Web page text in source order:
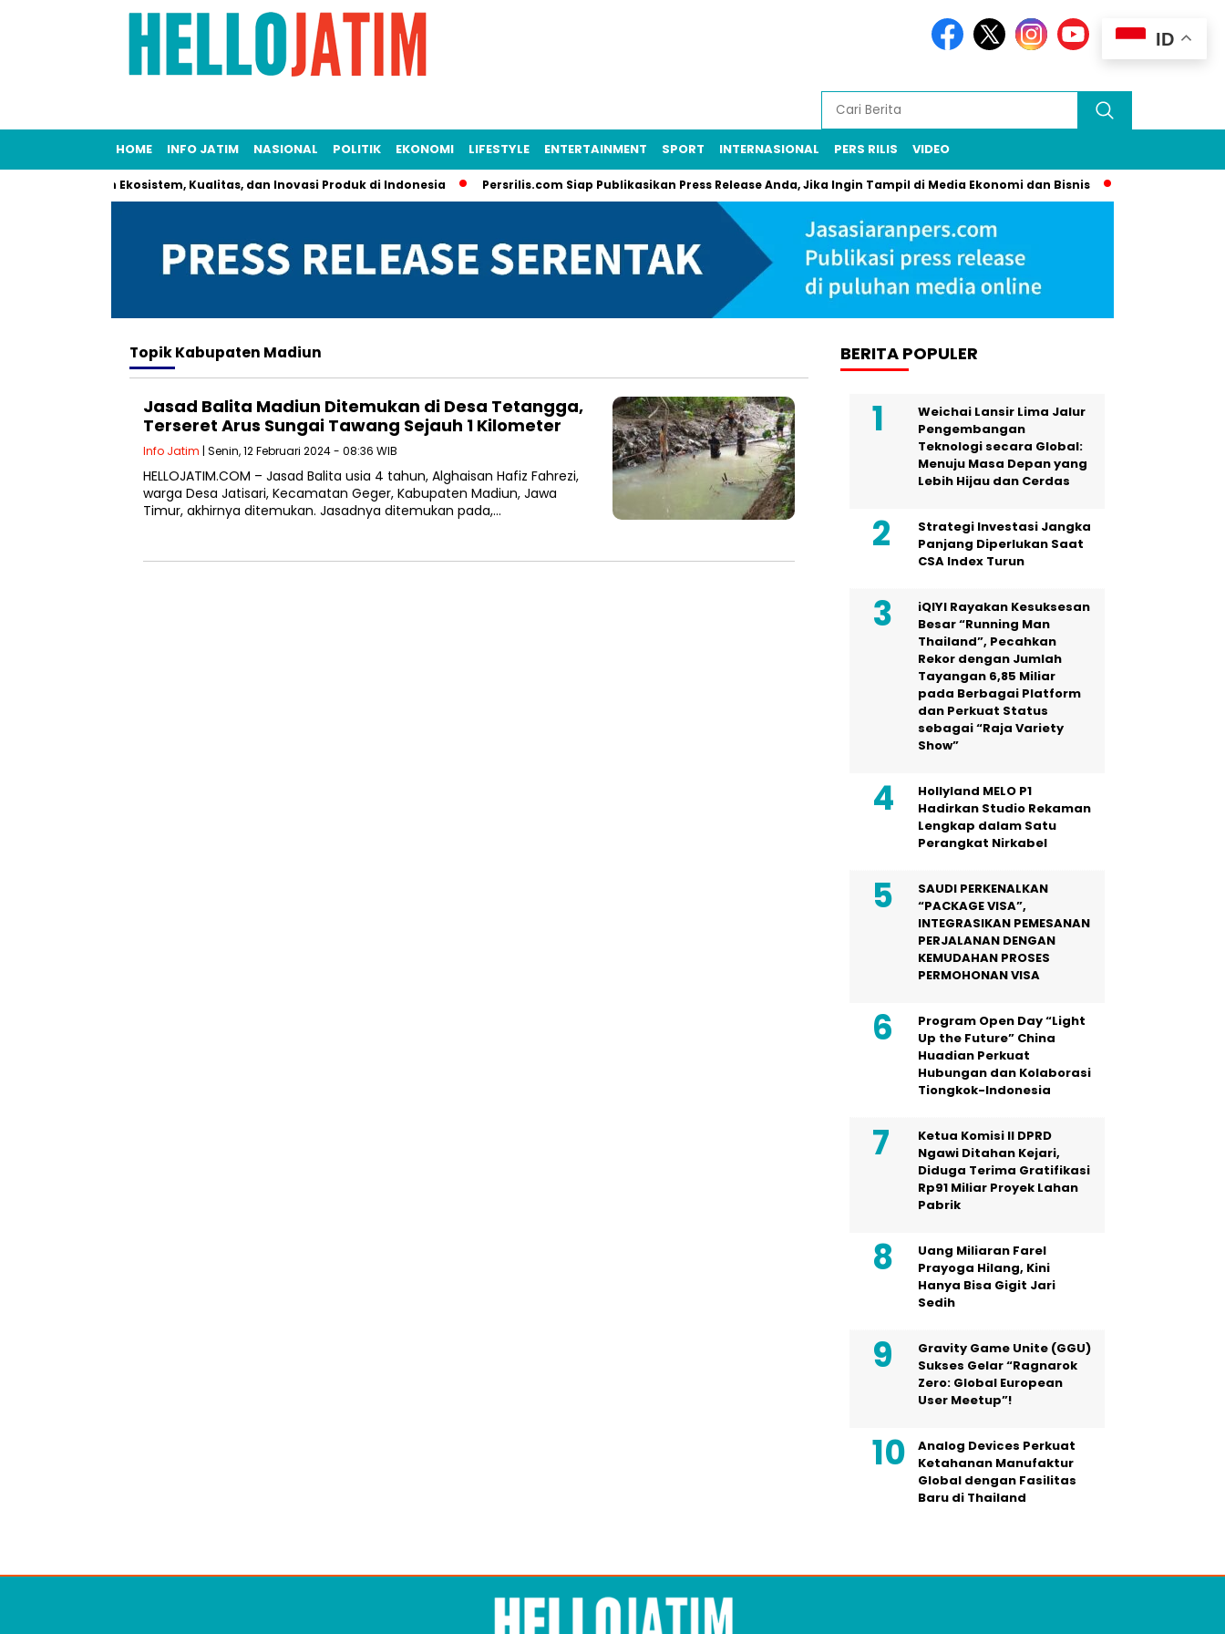
HOME INFO JATIM NASIONAL POLITIK EKONOMI LIFESTYLE ENTERTAINMENT SPORT INTERNASIONAL PERS RILIS VIDEO
Perkenalkan Ekosistem, Kualitas, dan Inovasi Produk di Indonesia Persrilis.com Siap Publikasikan Press Release Anda, Jika Ingin Tampil di Media Ekonomi dan Bisnis Komunikasi
TopikKabupaten Madiun
Jasad Balita Madiun Ditemukan di Desa Tetangga,
Terseret Arus Sungai Tawang Sejauh 1 Kilometer
Info Jatim | Senin, 12 Februari 2024 - 08:36 WIB
HELLOJATIM.COM – Jasad Balita usia 4 tahun, Alghaisan Hafiz Fahrezi,
warga Desa Jatisari, Kecamatan Geger, Kabupaten Madiun, Jawa
Timur, akhirnya ditemukan. Jasadnya ditemukan pada,…
BERITA POPULER
Weichai Lansir Lima Jalur
Pengembangan
Teknologi secara Global:
Menuju Masa Depan yang
Lebih Hijau dan Cerdas
Strategi Investasi Jangka
Panjang Diperlukan Saat
CSA Index Turun
iQIYI Rayakan Kesuksesan
Besar “Running Man
Thailand”, Pecahkan
Rekor dengan Jumlah
Tayangan 6,85 Miliar
pada Berbagai Platform
dan Perkuat Status
sebagai “Raja Variety
Show”
Hollyland MELO P1
Hadirkan Studio Rekaman
Lengkap dalam Satu
Perangkat Nirkabel
SAUDI PERKENALKAN
“PACKAGE VISA”,
INTEGRASIKAN PEMESANAN
PERJALANAN DENGAN
KEMUDAHAN PROSES
PERMOHONAN VISA
Program Open Day “Light
Up the Future” China
Huadian Perkuat
Hubungan dan Kolaborasi
Tiongkok-Indonesia
Ketua Komisi II DPRD
Ngawi Ditahan Kejari,
Diduga Terima Gratifikasi
Rp91 Miliar Proyek Lahan
Pabrik
Uang Miliaran Farel
Prayoga Hilang, Kini
Hanya Bisa Gigit Jari
Sedih
Gravity Game Unite (GGU)
Sukses Gelar “Ragnarok
Zero: Global European
User Meetup”!
Analog Devices Perkuat
Ketahanan Manufaktur
Global dengan Fasilitas
Baru di Thailand
ID